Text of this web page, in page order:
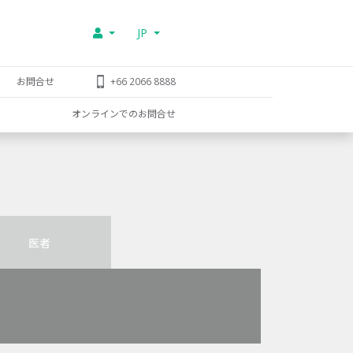
JP
お問合せ +66 2066 8888
オンラインでのお問合せ
医者